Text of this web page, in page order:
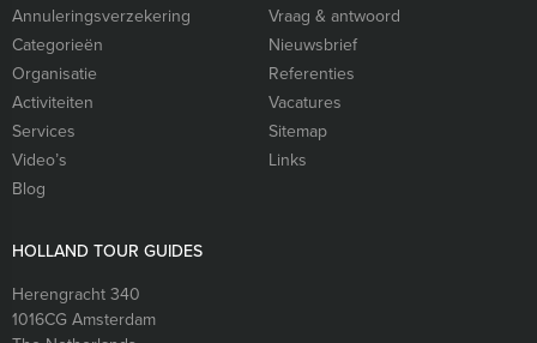
Annuleringsverzekering
Vraag & antwoord
Categorieën
Nieuwsbrief
Organisatie
Referenties
Activiteiten
Vacatures
Services
Sitemap
Video’s
Links
Blog
HOLLAND TOUR GUIDES
Herengracht 340
1016CG Amsterdam